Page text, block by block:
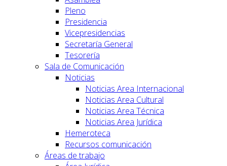
Pleno
Presidencia
Vicepresidencias
Secretaría General
Tesorería
Sala de Comunicación
Noticias
Noticias Area Internacional
Noticias Area Cultural
Noticias Area Técnica
Noticias Area Jurídica
Hemeroteca
Recursos comunicación
Áreas de trabajo